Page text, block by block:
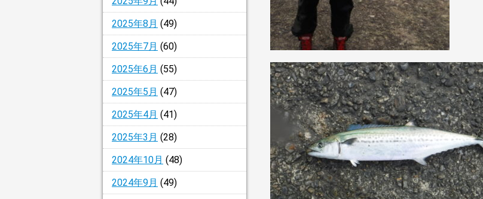
2025年8月 (49)
2025年7月 (60)
2025年6月 (55)
2025年5月 (47)
2025年4月 (41)
2025年3月 (28)
2024年10月 (48)
2024年9月 (49)